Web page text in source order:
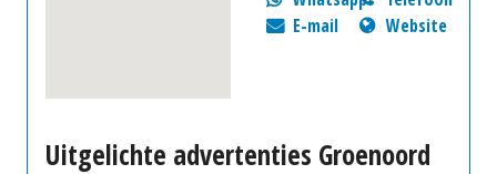
E-mail
Website
Uitgelichte advertenties Groenoord